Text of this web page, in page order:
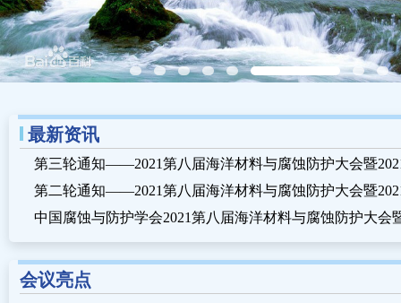
最新资讯
会议亮点